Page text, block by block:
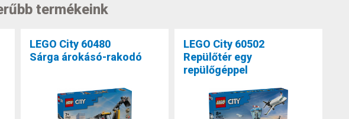
termékeink
LEGO City 60480
Sárga árokásó-rakodó
LEGO City 60502
Repülőtér egy
repülőgéppel